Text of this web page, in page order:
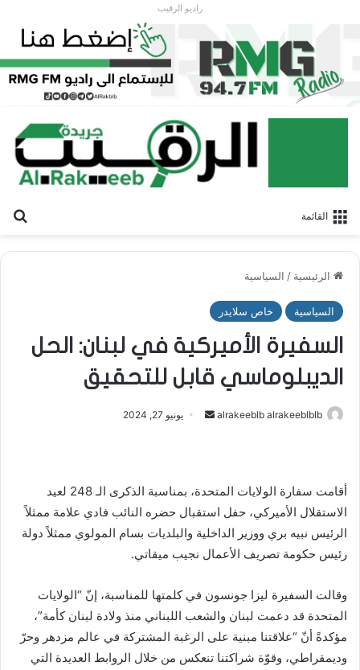
راديو الرقيب
القائمة
الرئيسية / السياسية
السياسية خاص سلايدر
السفيرة الأميركية في لبنان: الحل
الديبلوماسي قابل للتحقيق
alrakeeblb alrakeeblblb
أرسل يونيو 27, 2024
أقامت سفارة الولايات المتحدة، بمناسبة الذكرى الـ 248 لعيد
الاستقلال الأميركي، حفل استقبال حضره النائب فادي علامة ممثلاً
الرئيس نبيه بري ووزير الداخلية والبلديات بسام المولوي ممثلاً دولة
رئيس حكومة تصريف الأعمال نجيب ميقاتي.
وقالت السفيرة ليزا جونسون في كلمتها للمناسبة، إنّ “الولايات
المتحدة قد دعمت لبنان والشعب اللبناني منذ ولادة لبنان كأمة”،
مؤكدةً أنّ “علاقتنا مبنية على الرغبة المشتركة في عالم مزدهر وحرّ
وديمقراطي، وقوّة شراكتنا تنعكس من خلال الروابط العديدة التي